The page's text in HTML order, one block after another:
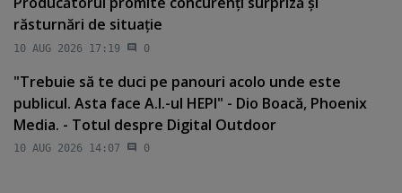
răsturnări de situaţie
10 AUG 2026 17:19 0
"Trebuie să te duci pe panouri acolo unde este
publicul. Asta face A.I.-ul HEPI" - Dio Boacă, Phoenix
Media. - Totul despre Digital Outdoor
10 AUG 2026 14:07 0